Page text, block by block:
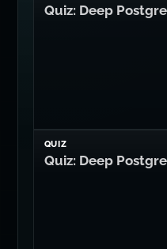
Quiz: Deep
QUIZ
Quiz: Deep